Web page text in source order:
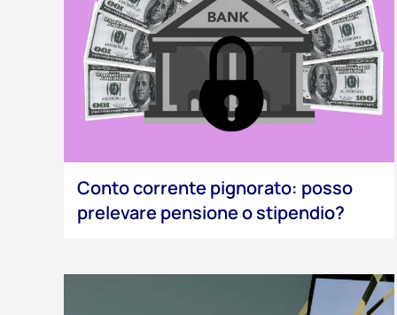
Conto corrente pignorato: posso
prelevare pensione o stipendio?